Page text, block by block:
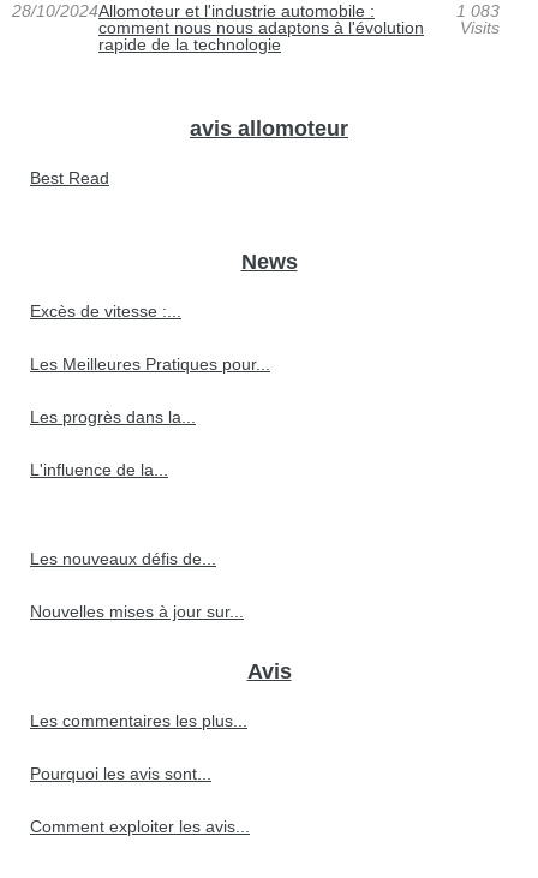
28/10/2024Allomoteur et l'industrie automobile :
comment nous nous adaptons à l'évolution
rapide de la technologie
1 083
Visits
avis allomoteur
Best Read
News
Excès de vitesse :...
Les Meilleures Pratiques pour...
Les progrès dans la...
L'influence de la...
Les nouveaux défis de...
Nouvelles mises à jour sur...
Avis
Les commentaires les plus...
Pourquoi les avis sont...
Comment exploiter les avis...